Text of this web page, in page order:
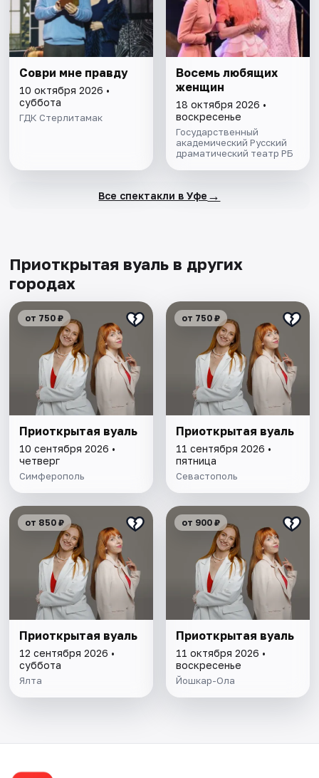
Соври мне правду
10 октября 2026 •
суббота
ГДК Стерлитамак
Восемь любящих
женщин
18 октября 2026 •
воскресенье
Государственный
академический Русский
драматический театр РБ
Все спектакли в Уфе →
Приоткрытая вуаль в других
городах
от 750 ₽
Приоткрытая вуаль
10 сентября 2026 •
четверг
Симферополь
от 750 ₽
Приоткрытая вуаль
11 сентября 2026 •
пятница
Севастополь
от 850 ₽
Приоткрытая вуаль
12 сентября 2026 •
суббота
Ялта
от 900 ₽
Приоткрытая вуаль
11 октября 2026 •
воскресенье
Йошкар-Ола